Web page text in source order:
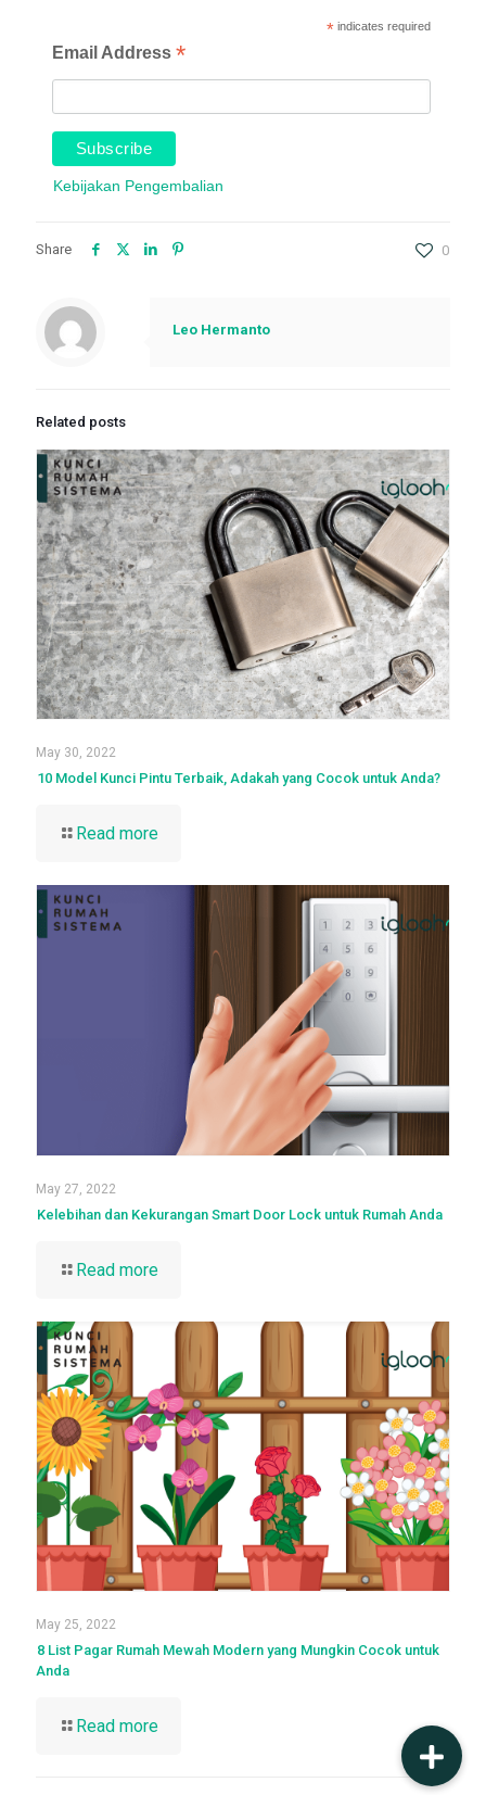
*indicates required
Email Address*
Kebijakan Pengembalian
Share 0
Leo Hermanto
Related posts
May 30, 2022
10 Model Kunci Pintu Terbaik, Adakah yang Cocok untuk Anda?
Read more
May 27, 2022
Kelebihan dan Kekurangan Smart Door Lock untuk Rumah Anda
Read more
May 25, 2022
8 List Pagar Rumah Mewah Modern yang Mungkin Cocok untuk
Anda
Read more